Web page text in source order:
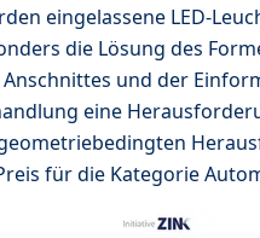
eingelassene LED-
die Lösung des
und der
eine
für die Kategorie